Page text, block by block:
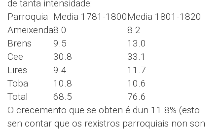
de tanta intensidade:
Parroquia Media 1781-1800Media 1801-1820
Ameixenda8.0
8.2
Brens
9.5
13.0
Cee
30.8
33.1
Lires
9.4
11.7
Toba
10.8
10.6
Total
68.5
76.6
O crecemento que se obten é dun 11.8% (esto
sen contar que os rexistros parroquiais non son